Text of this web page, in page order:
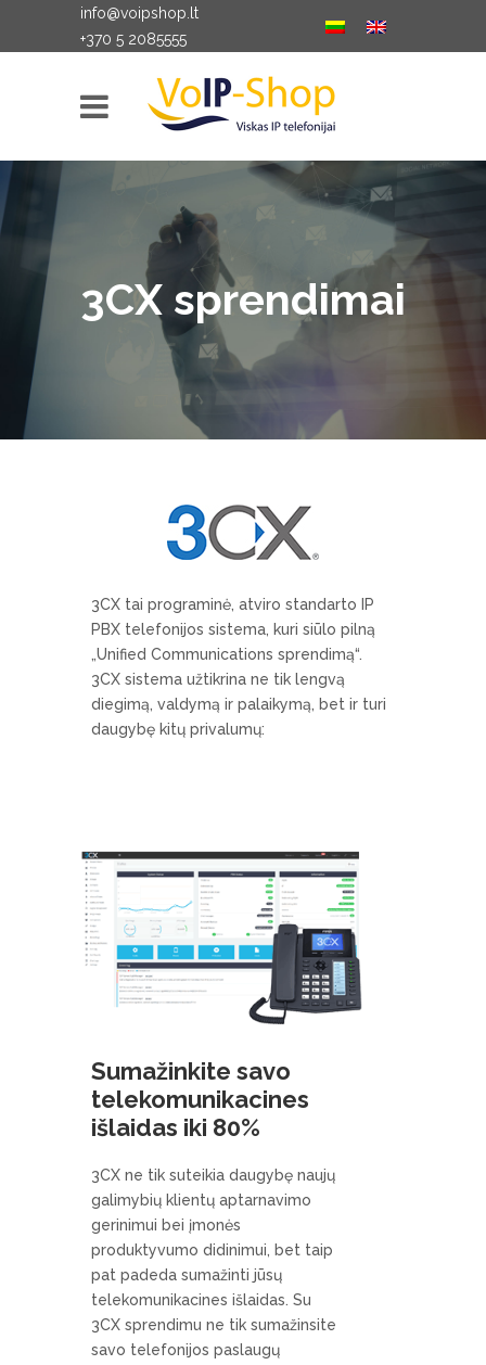
info@voipshop.lt
+370 5 2085555
3CX sprendimai
3CX tai programinė, atviro standarto IP
PBX telefonijos sistema, kuri siūlo pilną
„Unified Communications sprendimą“.
3CX sistema užtikrina ne tik lengvą
diegimą, valdymą ir palaikymą, bet ir turi
daugybę kitų privalumų:
Sumažinkite savo
telekomunikacines
išlaidas iki 80%
3CX ne tik suteikia daugybę naujų
galimybių klientų aptarnavimo
gerinimui bei įmonės
produktyvumo didinimui, bet taip
pat padeda sumažinti jūsų
telekomunikacines išlaidas. Su
3CX sprendimu ne tik sumažinsite
savo telefonijos paslaugų